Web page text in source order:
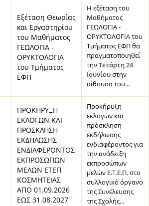
Εξέταση Θεωρίας
και Εργαστηρίου
του Μαθήματος
ΓΕΩΛΟΓΙΑ -
ΟΡΥΚΤΟΛΟΓΙΑ
του Τμήματος
ΕΦΠ
Η εξέταση του
Μαθήματος
ΓΕΩΛΟΓΙΑ -
ΟΡΥΚΤΟΛΟΓΙΑ του
Τμήματος ΕΦΠ θα
πραγματοποιηθεί
τηνΤετάρτη 24
Ιουνίουστην
αίθουσα του...
ΠΡΟΚΗΡΥΞΗ
ΕΚΛΟΓΩΝ ΚΑΙ
ΠΡΟΣΚΛΗΣΗ
ΕΚΔΗΛΩΣΗΣ
ΕΝΔΙΑΦΕΡΟΝΤΟΣ
ΕΚΠΡΟΣΩΠΩΝ
ΜΕΛΩΝ ΕΤΕΠ
ΚΟΣΜΗΤΕΙΑΣ
ΑΠΟ 01.09.2026
ΕΩΣ 31.08.2027
Προκήρυξη
εκλογών και
πρόσκληση
εκδήλωσης
ενδιαφέροντος για
την ανάδειξη
εκπροσώπων
μελών Ε.Τ.Ε.Π. στο
συλλογικό όργανο
της Συνέλευσης
της Σχολής...